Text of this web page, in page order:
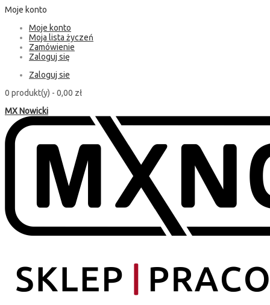
Moje konto
Moje konto
Moja lista życzeń
Zamówienie
Zaloguj się
Zaloguj sie
0 produkt(y) - 0,00 zł
MX Nowicki